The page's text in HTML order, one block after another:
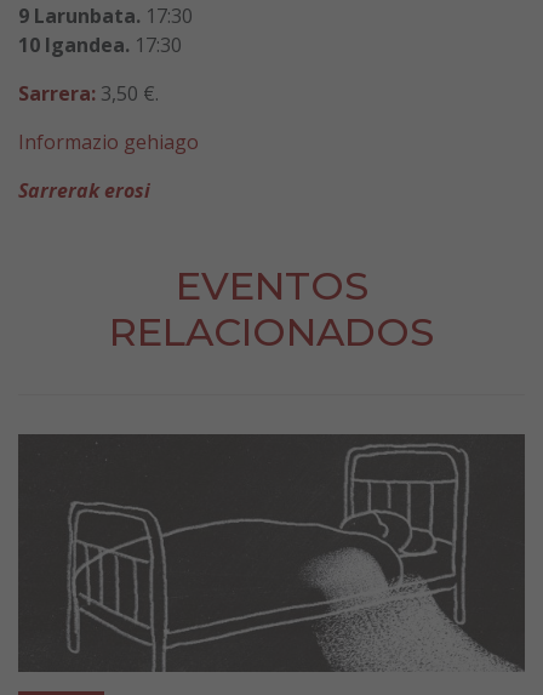
9 Larunbata. 17:30
10 Igandea. 17:30
Sarrera: 3,50 €.
Informazio gehiago
Sarrerak erosi
EVENTOS
RELACIONADOS